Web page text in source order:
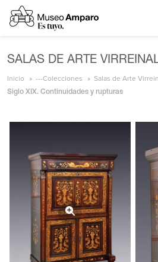
SALAS DE ARTE
Inicio ---Colecciones Salas de Arte
Siglo XIX. Continuidades y rupturas